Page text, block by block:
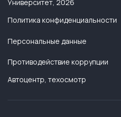
Университет, 2026
Политика конфиденциальности
Персональные данные
Противодействие коррупции
Автоцентр, техосмотр